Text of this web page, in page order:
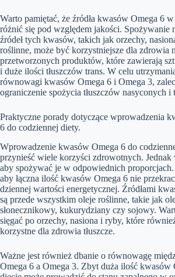
Warto pamiętać, że źródła kwasów Omega 6
różnić się pod względem jakości. Spożywanie
źródeł tych kwasów, takich jak orzechy,
roślinne, może być korzystniejsze dla zdrowia
przetworzonych produktów, które zawierają
i duże ilości tłuszczów trans. W celu
równowagi kwasów Omega 6 i Omega 3,
ograniczenie spożycia tłuszczów nasyconych i
Praktyczne porady dotyczące wprowadzenia
6 do codziennej diety.
Wprowadzenie kwasów Omega 6 do
przynieść wiele korzyści zdrowotnych. Jednak
aby spożywać je w odpowiednich proporcjach.
aby łączna ilość kwasów Omega 6 nie
dziennej wartości energetycznej. Źródłami
są przede wszystkim oleje roślinne, takie jak
słonecznikowy, kukurydziany czy sojowy.
sięgać po orzechy, nasiona i ryby, które
korzystne dla zdrowia tłuszcze.
Ważne jest również dbanie o równowagę
Omega 6 a Omega 3. Zbyt duża ilość kwasów